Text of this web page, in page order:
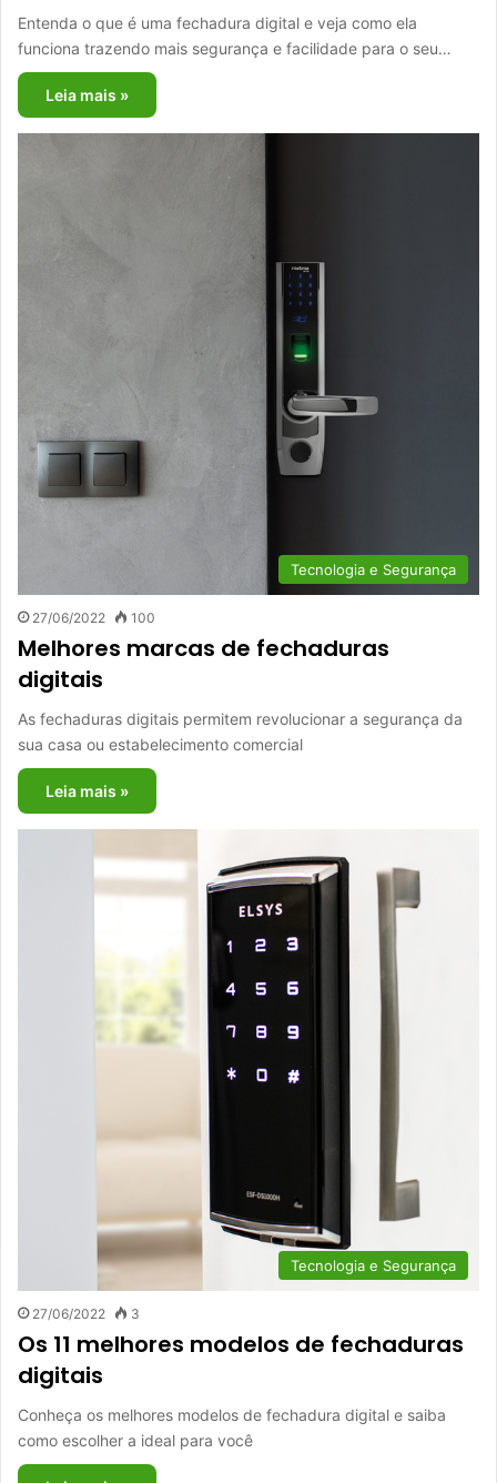
Entenda o que é uma fechadura digital e veja como ela
funciona trazendo mais segurança e facilidade para o seu…
Leia mais »
Tecnologia e Segurança
27/06/2022 100
Melhores marcas de fechaduras
digitais
As fechaduras digitais permitem revolucionar a segurança da
sua casa ou estabelecimento comercial
Leia mais »
Tecnologia e Segurança
27/06/2022 3
Os 11 melhores modelos de fechaduras
digitais
Conheça os melhores modelos de fechadura digital e saiba
como escolher a ideal para você